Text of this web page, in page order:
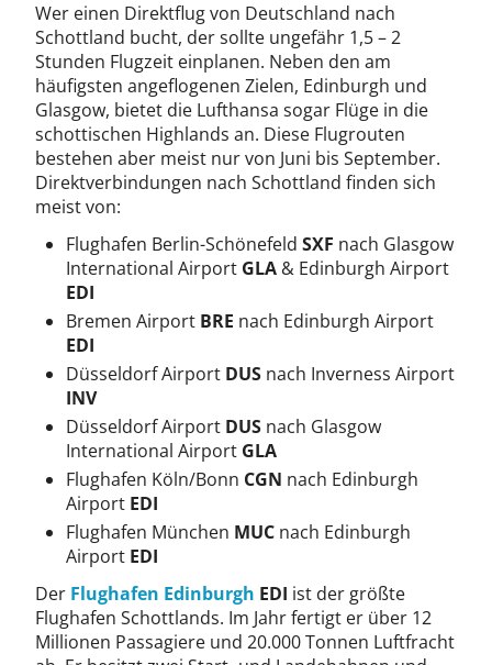
Wer einen Direktflug von Deutschland nach
Schottland bucht, der sollte ungefähr 1,5 – 2
Stunden Flugzeit einplanen. Neben den am
häufigsten angeflogenen Zielen, Edinburgh und
Glasgow, bietet die Lufthansa sogar Flüge in die
schottischen Highlands an. Diese Flugrouten
bestehen aber meist nur von Juni bis September.
Direktverbindungen nach Schottland finden sich
meist von:
Flughafen Berlin-Schönefeld SXF nach Glasgow
International Airport GLA & Edinburgh Airport
EDI
Bremen Airport BRE nach Edinburgh Airport
EDI
Düsseldorf Airport DUS nach Inverness Airport
INV
Düsseldorf Airport DUS nach Glasgow
International Airport GLA
Flughafen Köln/Bonn CGN nach Edinburgh
Airport EDI
Flughafen München MUC nach Edinburgh
Airport EDI
Der Flughafen Edinburgh EDI ist der größte
Flughafen Schottlands. Im Jahr fertigt er über 12
Millionen Passagiere und 20.000 Tonnen Luftfracht